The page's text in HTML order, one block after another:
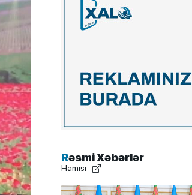
Rəsmi Xəbərlər
Hamısı